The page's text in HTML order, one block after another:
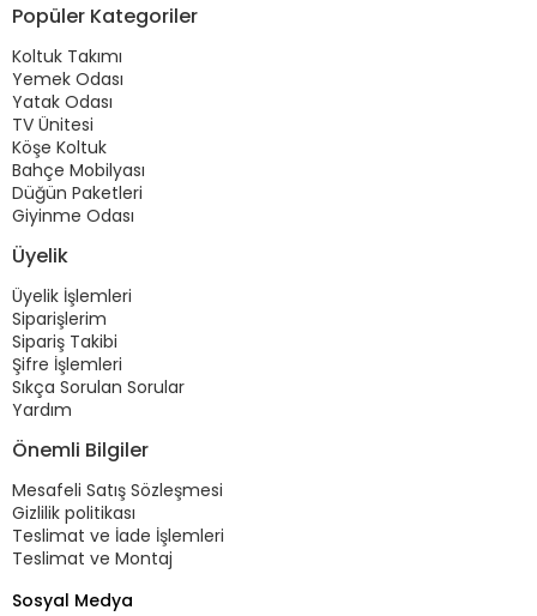
Popüler Kategoriler
Koltuk Takımı
Yemek Odası
Yatak Odası
TV Ünitesi
Köşe Koltuk
Bahçe Mobilyası
Düğün Paketleri
Giyinme Odası
Üyelik
Üyelik İşlemleri
Siparişlerim
Sipariş Takibi
Şifre İşlemleri
Sıkça Sorulan Sorular
Yardım
Önemli Bilgiler
Mesafeli Satış Sözleşmesi
Gizlilik politikası
Teslimat ve İade İşlemleri
Teslimat ve Montaj
Sosyal Medya